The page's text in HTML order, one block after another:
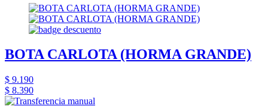
BOTA CARLOTA (HORMA GRANDE)
$ 9.190
$ 8.390